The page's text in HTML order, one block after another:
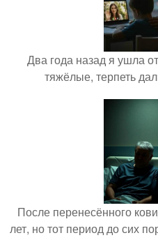
Два года назад я ушла
тяжёлые, терпеть
После перенесённого
лет, но тот период до сих